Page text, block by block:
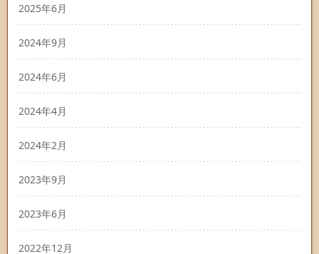
2025年6月
2024年9月
2024年6月
2024年4月
2024年2月
2023年9月
2023年6月
2022年12月